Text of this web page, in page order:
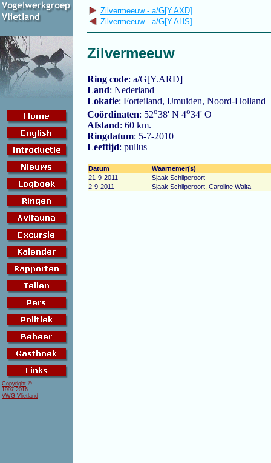
Zilvermeeuw - a/G[Y.AXD]
Zilvermeeuw - a/G[Y.AHS]
Zilvermeeuw
Ring code: a/G[Y.ARD]
Land: Nederland
Lokatie: Forteiland, IJmuiden, Noord-Holland
Coördinaten: 52o38' N 4o34' O
Afstand: 60 km.
Ringdatum: 5-7-2010
Leeftijd: pullus
Datum
Waarnemer(s)
21-9-2011
Sjaak Schilperoort
2-9-2011
Sjaak Schilperoort, Caroline Walta
Copyright ©
1997-2016
VWG Vlietland